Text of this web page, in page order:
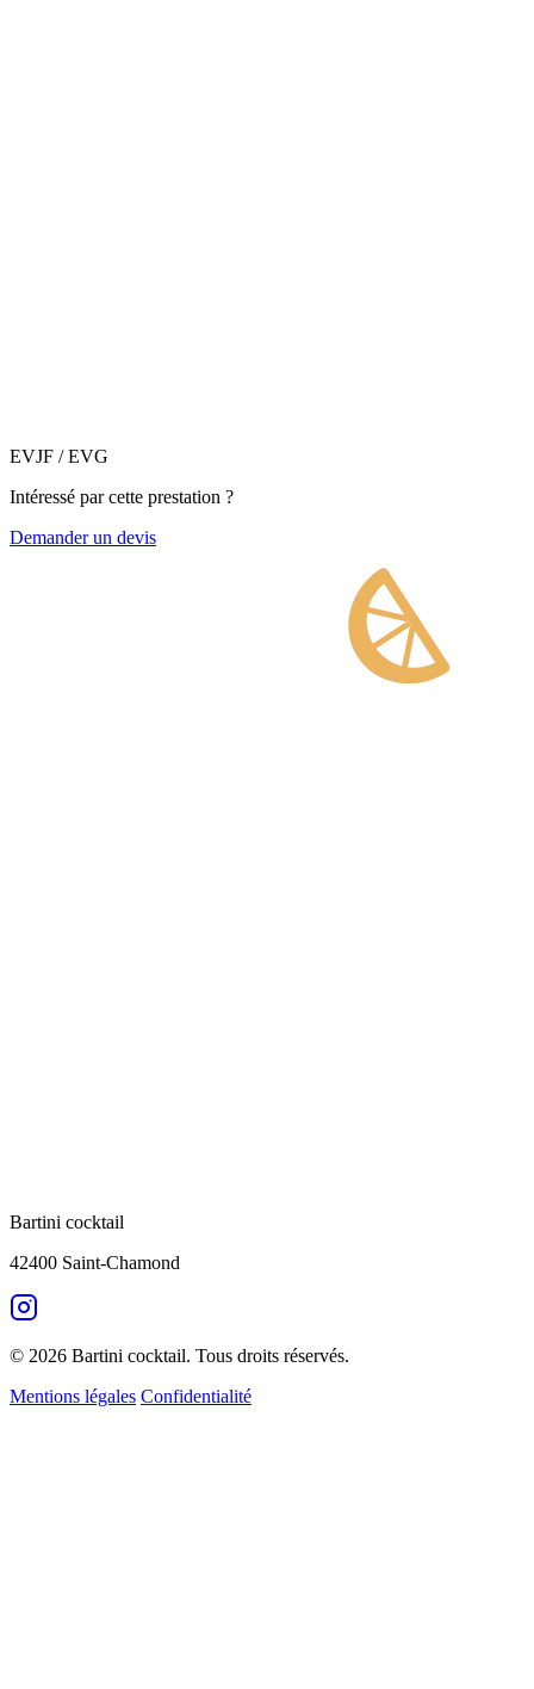
EVJF / EVG
Intéressé par cette prestation ?
Demander un devis
Bartini cocktail
42400 Saint-Chamond
© 2026 Bartini cocktail. Tous droits réservés.
Mentions légales Confidentialité